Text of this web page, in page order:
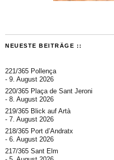
NEUESTE BEITRÄGE ::
221/365 Pollença
9. August 2026
220/365 Plaça de Sant Jeroni
8. August 2026
219/365 Blick auf Artà
7. August 2026
218/365 Port d’Andratx
6. August 2026
217/365 Sant Elm